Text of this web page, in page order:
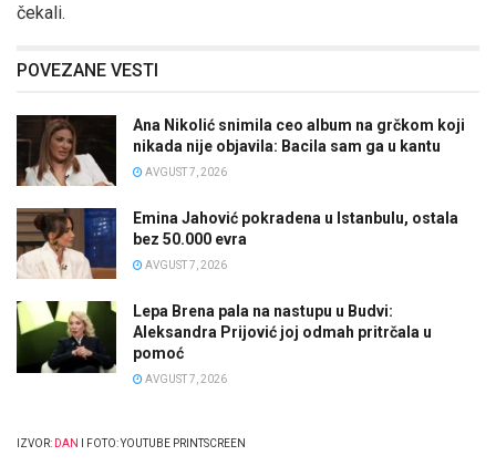
čekali.
POVEZANE VESTI
Ana Nikolić snimila ceo album na grčkom koji
nikada nije objavila: Bacila sam ga u kantu
AVGUST 7, 2026
Emina Jahović pokradena u Istanbulu, ostala
bez 50.000 evra
AVGUST 7, 2026
Lepa Brena pala na nastupu u Budvi:
Aleksandra Prijović joj odmah pritrčala u
pomoć
AVGUST 7, 2026
IZVOR: DAN I FOTO: YOUTUBE PRINTSCREEN